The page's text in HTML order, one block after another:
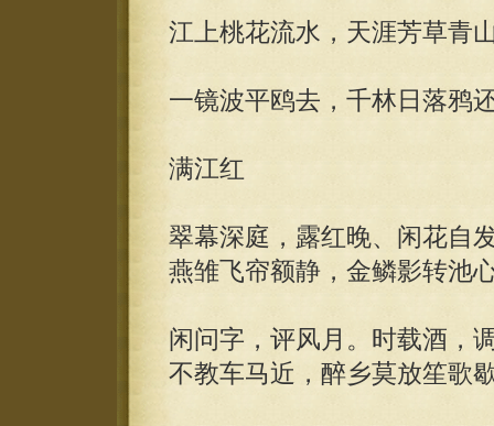
江上桃花流水，天涯芳草青
一镜波平鸥去，千林日落鸦
满江红
翠幕深庭，露红晚、闲花自
燕雏飞帘额静，金鳞影转池
闲问字，评风月。时载酒，
不教车马近，醉乡莫放笙歌